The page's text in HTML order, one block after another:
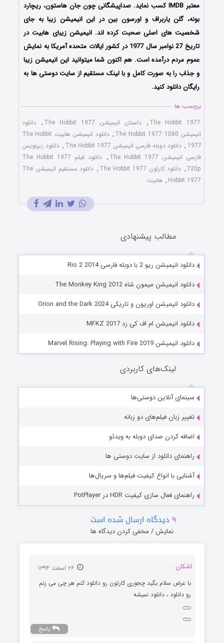
معتبر IMDB کسب نماید. صداپیشگانی چون جان هاستون، ریچارد
بونه، گلن یاربراف و اورسون بین در این انیمیشن زیبا به جای
شخصیت های اصلی صحبت کرده اند. انیمیشن زیبای هابیت در
تاریخ 27 نوامبر سال 1977 در کشور ایالات متحده آمریکا به نمایش
عموم مردم درآمده است. هم اکنون شما میتوانید این انیمیشن زیبا
و جذاب را به صورت کامل و با لینک مستقیم از سایت دوستی ها به
رایگان دانلود کنید.
برچسب ها
The Hobbit 1977
, داستان انیمیشن The Hobbit 1977 ,
دانلود
انیمیشن The Hobbit 1977 1080
,
دانلود انیمیشن هابیت The Hobbit
1977
, دانلود دوبله فارسی انیمیشن The Hobbit 1977 , دانلود زیرنویس
فارسی انیمیشن The Hobbit 1977
,
دانلود فیلم The Hobbit 1977
720p
, دانلود کارتون The Hobbit 1977 ,
دانلود مستقیم انیمیشن The
Hobbit 1977
, هابیت
مطالب پیشنهادی
دانلود انیمیشن ریو 2 با دوبله فارسی Rio 2 2014
دانلود انیمیشن میمون شاه The Monkey King 2012
دانلود انیمیشن اوریون و تاریکی Orion and the Dark 2024
دانلود انیمیشن ام اف کی زد MFKZ 2017
دانلود انیمیشن Marvel Rising: Playing with Fire 2019
لینک‌های کاربردی
سینمای آنلاین دوستی‌ها
تغییر زبان فیلم‌های دو زبانه
اضافه کردن صدای دوبله به ویدئو
راهنمای دانلود از سایت دوستی ها
آشنایی با انواع کیفیت فیلم‌ها و سریال‌ها
راهنمای فعال سازی کیفیت HDR در PotPlayer
۹ دیدگاه ارسال شده است
نمایش / مخفی کردن دیدگاه ها
اشکان :
با عرض سلام بگید چجوری کارتون رو دانلود کنم هر چی می زنم
رو دانلود ، دانلود نمیشه
پاسخ